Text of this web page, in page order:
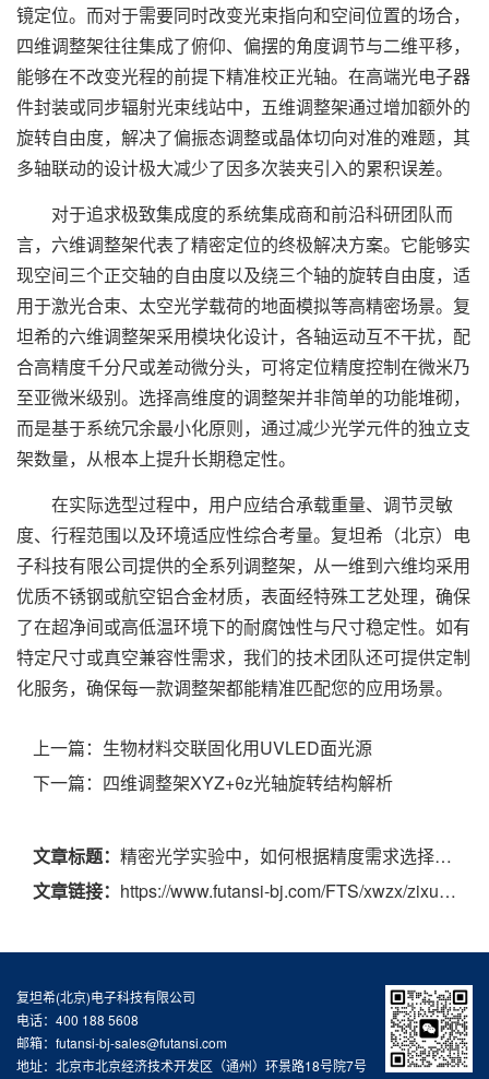
镜定位。而对于需要同时改变光束指向和空间位置的场合，
四维调整架往往集成了俯仰、偏摆的角度调节与二维平移，
能够在不改变光程的前提下精准校正光轴。在高端光电子器
件封装或同步辐射光束线站中，五维调整架通过增加额外的
旋转自由度，解决了偏振态调整或晶体切向对准的难题，其
多轴联动的设计极大减少了因多次装夹引入的累积误差。
对于追求极致集成度的系统集成商和前沿科研团队而
言，六维调整架代表了精密定位的终极解决方案。它能够实
现空间三个正交轴的自由度以及绕三个轴的旋转自由度，适
用于激光合束、太空光学载荷的地面模拟等高精密场景。复
坦希的六维调整架采用模块化设计，各轴运动互不干扰，配
合高精度千分尺或差动微分头，可将定位精度控制在微米乃
至亚微米级别。选择高维度的调整架并非简单的功能堆砌，
而是基于系统冗余最小化原则，通过减少光学元件的独立支
架数量，从根本上提升长期稳定性。
在实际选型过程中，用户应结合承载重量、调节灵敏
度、行程范围以及环境适应性综合考量。复坦希（北京）电
子科技有限公司提供的全系列调整架，从一维到六维均采用
优质不锈钢或航空铝合金材质，表面经特殊工艺处理，确保
了在超净间或高低温环境下的耐腐蚀性与尺寸稳定性。如有
特定尺寸或真空兼容性需求，我们的技术团队还可提供定制
化服务，确保每一款调整架都能精准匹配您的应用场景。
上一篇： 生物材料交联固化用UVLED面光源
下一篇： 四维调整架XYZ+θz光轴旋转结构解析
文章标题： 精密光学实验中，如何根据精度需求选择合适维度的调整架？
文章链接： https://www.futansi-bj.com/FTS/xwzx/zixun/1278.html
复坦希(北京)电子科技有限公司
电话：400 188 5608
邮箱：futansi-bj-sales@futansi.com
地址：北京市北京经济技术开发区（通州）环景路18号院7号